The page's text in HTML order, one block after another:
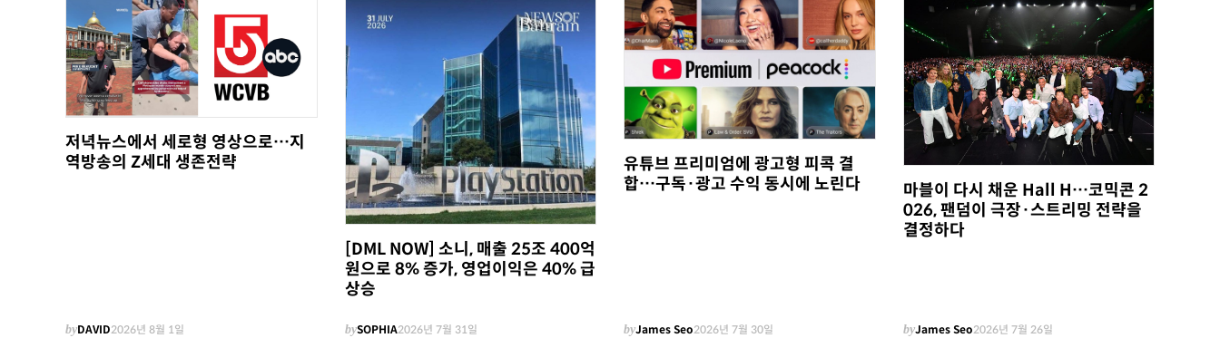
저녁뉴스에서 세로형 영상으로…지
역방송의 Z세대 생존전략
byDAVID2026년 8월 1일
[DML NOW] 소니, 매출 25조 400억
원으로 8% 증가, 영업이익은 40% 급
상승
bySOPHIA2026년 7월 31일
유튜브 프리미엄에 광고형 피콕 결
합…구독·광고 수익 동시에 노린다
byJames Seo2026년 7월 30일
마블이 다시 채운 Hall H…코믹콘 2
026, 팬덤이 극장·스트리밍 전략을
결정하다
byJames Seo2026년 7월 26일